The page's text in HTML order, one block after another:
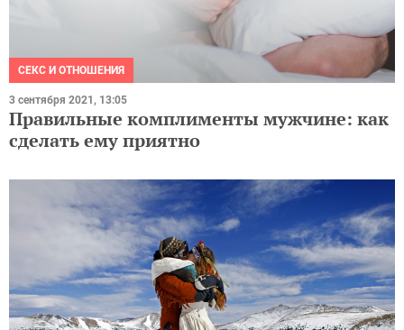
СЕКС И ОТНОШЕНИЯ
3 сентября 2021, 13:05
Правильные комплименты мужчине: как
сделать ему приятно